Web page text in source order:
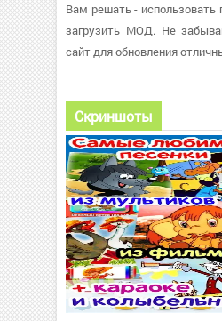
Вам решать -
загрузить МОД. Не
сайт для обновления
Скриншоты